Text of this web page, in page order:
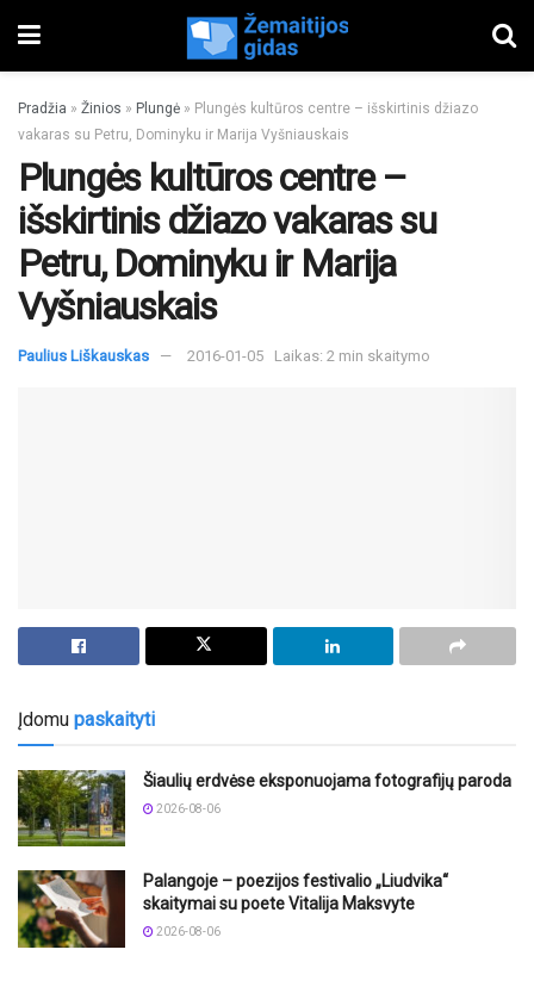
Pradžia » Žinios » Plungė » Plungės kultūros centre – išskirtinis džiazo
vakaras su Petru, Dominyku ir Marija Vyšniauskais
Plungės kultūros centre –
išskirtinis džiazo vakaras su
Petru, Dominyku ir Marija
Vyšniauskais
Paulius Liškauskas 2016-01-05 Laikas: 2 min skaitymo
Įdomu paskaityti
Šiaulių erdvėse eksponuojama fotografijų paroda
2026-08-06
Palangoje – poezijos festivalio „Liudvika“
skaitymai su poete Vitalija Maksvyte
2026-08-06